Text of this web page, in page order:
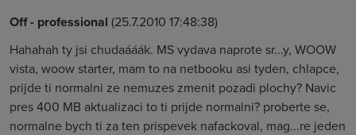
Off - professional (25.7.2010 17:48:38)
Hahahah ty jsi chudaááák. MS vydava naprote sr...y, WOOW
vista, woow starter, mam to na netbooku asi tyden, chlapce,
prijde ti normalni ze nemuzes zmenit pozadi plochy? Navic
pres 400 MB aktualizaci to ti prijde normalni? proberte se,
normalne bych ti za ten prispevek nafackoval, mag...re jeden